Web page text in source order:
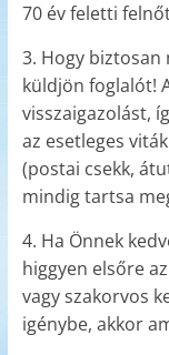
70 év feletti
3. Hogy biztosan
küldjön foglalót!
visszaigazolást,
az esetleges
(postai csekk,
mindig tartsa
4. Ha Önnek
higgyen elsőre
vagy szakorvos
igénybe, akkor